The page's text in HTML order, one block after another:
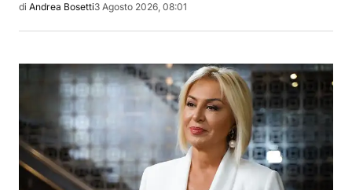
di Andrea Bosetti3 Agosto 2026, 08:01